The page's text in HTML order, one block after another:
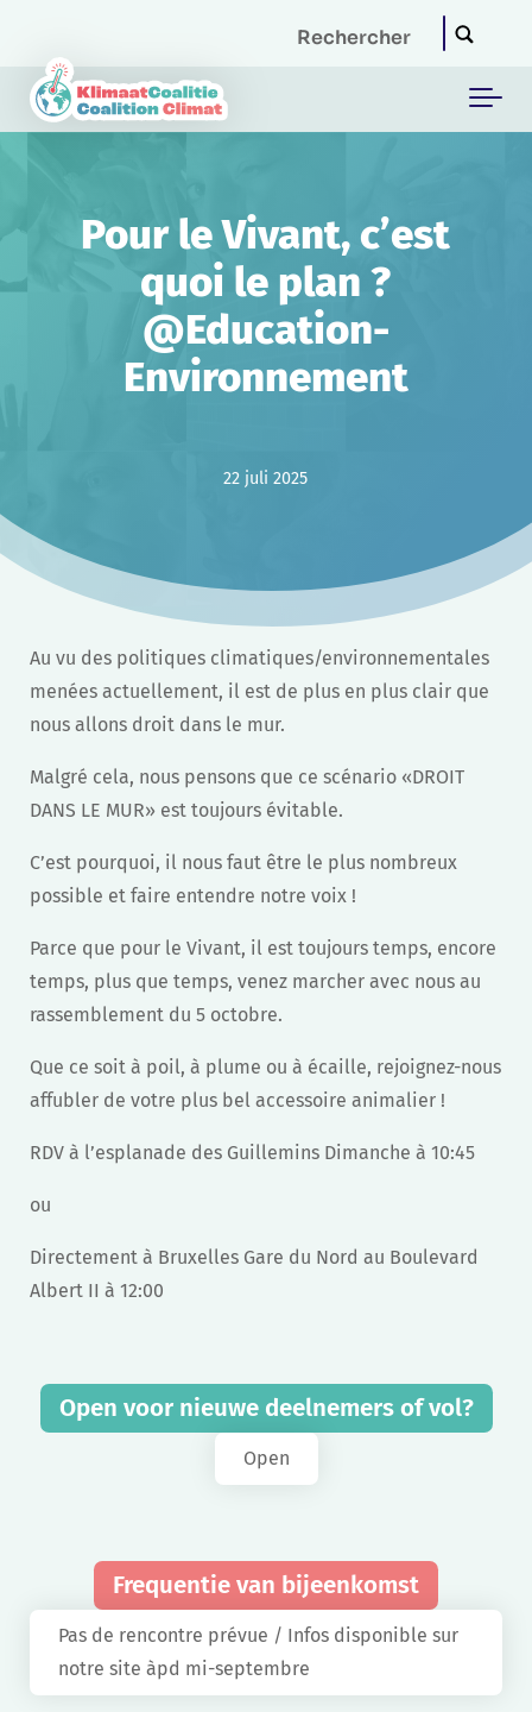
Pour le Vivant, c’est
quoi le plan ?
@Education-
Environnement
22 juli 2025
Au vu des politiques climatiques/environnementales
menées actuellement, il est de plus en plus clair que
nous allons droit dans le mur.
Malgré cela, nous pensons que ce scénario «DROIT
DANS LE MUR» est toujours évitable.
C’est pourquoi, il nous faut être le plus nombreux
possible et faire entendre notre voix !
Parce que pour le Vivant, il est toujours temps, encore
temps, plus que temps, venez marcher avec nous au
rassemblement du 5 octobre.
Que ce soit à poil, à plume ou à écaille, rejoignez-nous
affubler de votre plus bel accessoire animalier !
RDV à l’esplanade des Guillemins Dimanche à 10:45
ou
Directement à Bruxelles Gare du Nord au Boulevard
Albert II à 12:00
Open voor nieuwe deelnemers of vol?
Open
Frequentie van bijeenkomst
Pas de rencontre prévue / Infos disponible sur
notre site àpd mi-septembre